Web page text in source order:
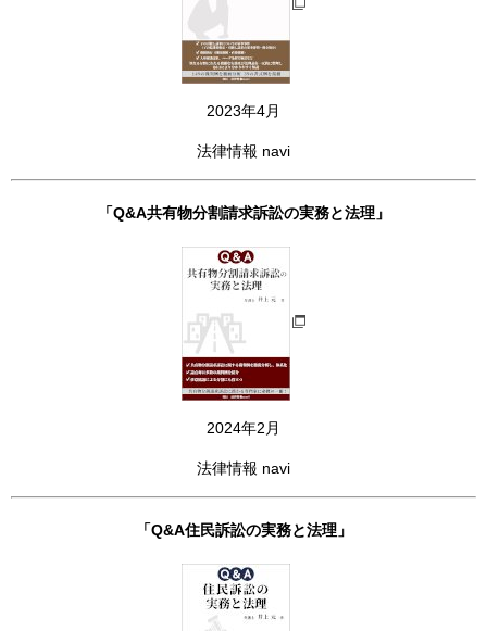
2023年4月
法律情報 navi
「Q&A共有物分割請求訴訟の実務と法理」
2024年2月
法律情報 navi
「Q&A住民訴訟の実務と法理」